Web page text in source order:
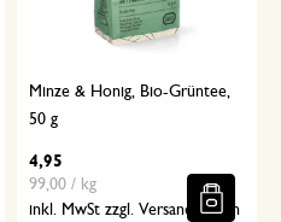
Minze & Honig, Bio-Grüntee,
50 g
4,95
99,00 / kg
inkl. MwSt zzgl. Versandkosten